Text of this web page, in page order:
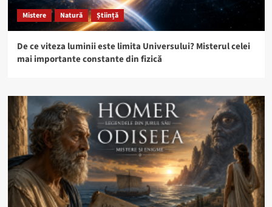
Mistere Natură Știință
De ce viteza luminii este limita Universului? Misterul celei
mai importante constante din fizică